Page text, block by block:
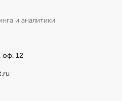
и аналитики
оф. 12